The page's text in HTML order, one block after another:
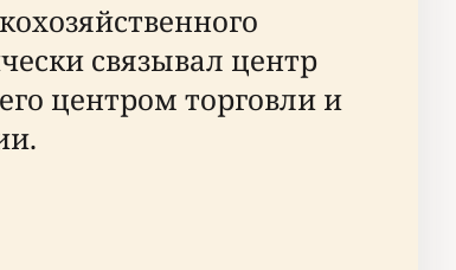
связывал центр
центром торговли и